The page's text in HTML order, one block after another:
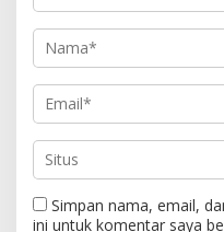
Simpan nama, email,
ini untuk komentar saya